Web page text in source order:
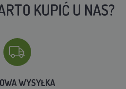
KUPIĆ U NAS?
WYSYŁKA